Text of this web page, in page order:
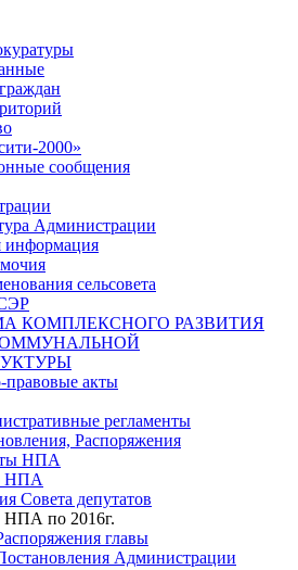
2000»
сообщения
Администрации
сельсовета
КОМПЛЕКСНОГО РАЗВИТИЯ
акты
регламенты
Распоряжения
НПА
НПА
Совета депутатов
НПА по 2016г.
главы
Администрации